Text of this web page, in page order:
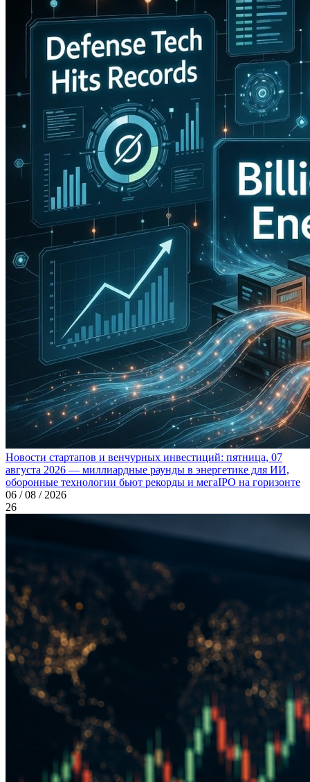
Новости стартапов и венчурных инвестиций: пятница, 07
августа 2026 — миллиардные раунды в энергетике для ИИ,
оборонные технологии бьют рекорды и мегаIPO на горизонте
06 / 08 / 2026
26